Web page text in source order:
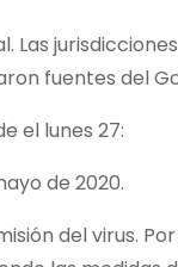
Las
fuentes del
el lunes 27:
de 2020.
del virus.